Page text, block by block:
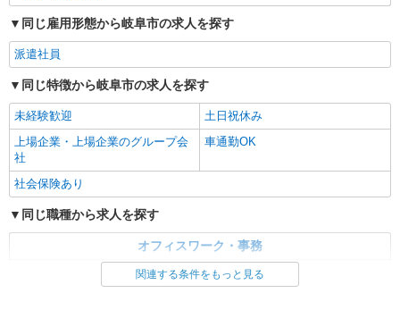
派遣社員
パーソルテンプスタッフ株式会社 中部コーディネートセンター一課
（岐阜）/26-0519272
＼10月スタート／マイペースに☆データ入力
多めの事務サポート◎残業なし★
時給1400円
岐阜県岐阜市／最寄駅：西岐阜駅 ≪車通勤
可≫ ご自身で民間駐車場の契約が必要となります
同じ雇用形態から岐阜市の求人を探す
派遣社員
同じ特徴から岐阜市の求人を探す
未経験歓迎
土日祝休み
上場企業・上場企業のグループ会
社
車通勤OK
社会保険あり
同じ職種から求人を探す
オフィスワーク・事務
関連する条件をもっと見る